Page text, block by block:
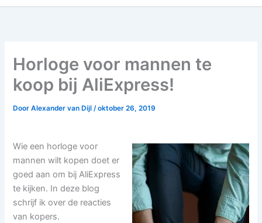
Horloge voor mannen te
koop bij AliExpress!
DoorAlexander van Dijl/oktober 26, 2019
Wie een horloge voor
mannen wilt kopen doet er
goed aan om bij AliExpress
te kijken. In deze blog
schrijf ik over de reacties
van kopers.